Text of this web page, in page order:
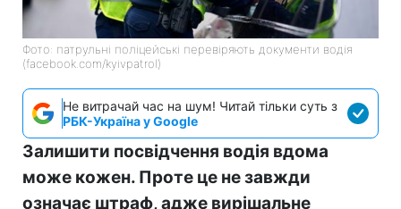
Фото: патрульні поліцейські перевіряють документи водія
(facebook.com/kyivpatrol)
Не витрачай час на шум! Читай тільки суть з
РБК-Україна у Google
Залишити посвідчення водія вдома
може кожен. Проте це не завжди
означає штраф, адже вирішальне